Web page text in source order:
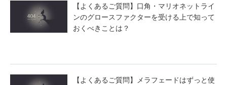
【よくあるご質問】口角・マリオネットライ
ンのグロースファクターを受ける上で知って
おくべきことは？
【よくあるご質問】メラフェードはずっと使